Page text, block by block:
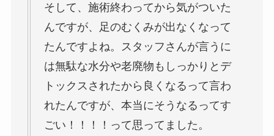
そして、施術終わってから気がついた
んですが、足のむくみが出なくなって
たんですよね。スタッフさんが言うに
は無駄な水分や老廃物もしっかりとデ
トックスされたから良くなるって言わ
れたんですが、本当にそうなるってす
ごい！！！！って思ってました。